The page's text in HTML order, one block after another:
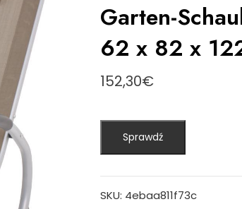
Garten-
62 x 82 x
152,30€
Sprawdź
SKU: 4ebaa811f73c